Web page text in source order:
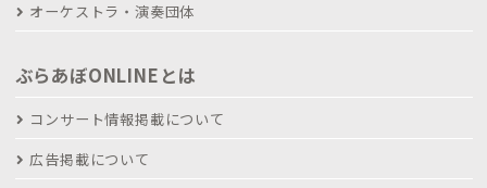
オーケストラ・演奏団体
ぶらあぼONLINEとは
コンサート情報掲載について
広告掲載について